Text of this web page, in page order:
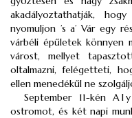
akadályoztathatják,
nyomuljon ’s a’ Vár egy
várbéli épűletek könnyen
várost, mellyet
oltalmazni, felégetteti,
ellen menedékűl ne
September 11-kén
ostromot, és két napi